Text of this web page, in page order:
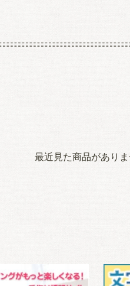
最近見た商品がありま